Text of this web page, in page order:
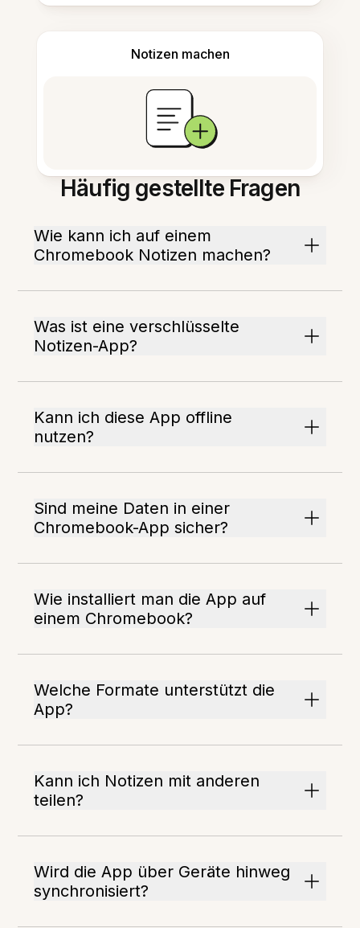
Notizen machen
Häufig gestellte Fragen
Wie kann ich auf einem
Chromebook Notizen machen?
Was ist eine verschlüsselte
Notizen-App?
Kann ich diese App offline
nutzen?
Sind meine Daten in einer
Chromebook-App sicher?
Wie installiert man die App auf
einem Chromebook?
Welche Formate unterstützt die
App?
Kann ich Notizen mit anderen
teilen?
Wird die App über Geräte hinweg
synchronisiert?